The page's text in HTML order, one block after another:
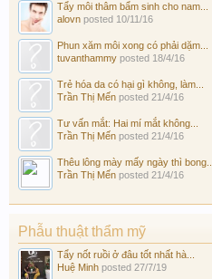
Tẩy môi thâm bẩm sinh cho nam...
alovn posted 10/11/16
Phun xăm môi xong có phải dặm...
tuvanthammy posted 18/4/16
Trẻ hóa da có hại gì không, làm...
Trần Thị Mến posted 21/4/16
Tư vấn mắt: Hai mí mắt không...
Trần Thị Mến posted 21/4/16
Thêu lông mày mấy ngày thì bong...
Trần Thị Mến posted 21/4/16
Phẫu thuật thẩm mỹ
Tẩy nốt ruồi ở đâu tốt nhất hà...
Huệ Minh posted 27/7/19